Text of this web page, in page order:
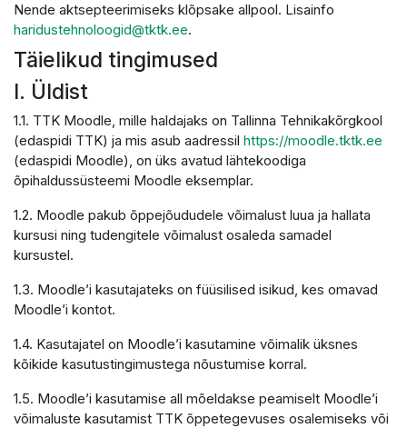
Nende aktsepteerimiseks klõpsake allpool. Lisainfo
haridustehnoloogid@tktk.ee.
Täielikud tingimused
I. Üldist
1.1. TTK Moodle, mille haldajaks on Tallinna Tehnikakõrgkool
(edaspidi TTK) ja mis asub aadressil https://moodle.tktk.ee
(edaspidi Moodle), on üks avatud lähtekoodiga
õpihaldussüsteemi Moodle eksemplar.
1.2. Moodle pakub õppejõududele võimalust luua ja hallata
kursusi ning tudengitele võimalust osaleda samadel
kursustel.
1.3. Moodle’i kasutajateks on füüsilised isikud, kes omavad
Moodle’i kontot.
1.4. Kasutajatel on Moodle’i kasutamine võimalik üksnes
kõikide kasutustingimustega nõustumise korral.
1.5. Moodle’i kasutamise all mõeldakse peamiselt Moodle’i
võimaluste kasutamist TTK õppetegevuses osalemiseks või